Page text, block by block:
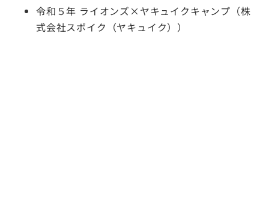
令和５年 ライオンズ×ヤキュイクキャンプ（株
式会社スポイク（ヤキュイク））